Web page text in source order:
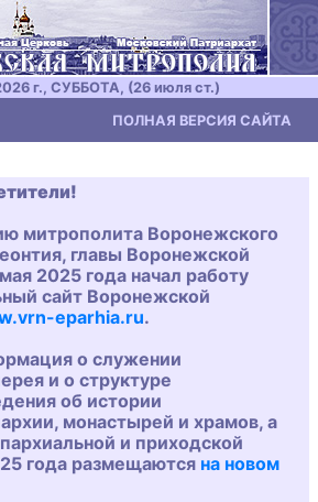
г., СУББОТА, (26 июля ст.)
ПОЛНАЯ ВЕРСИЯ САЙТА
митрополита Воронежского
главы Воронежской
2025 года начал работу
сайт Воронежской
eparhia.ru.
о служении
и о структуре
об истории
монастырей и храмов, а
и приходской
года размещаются на новом